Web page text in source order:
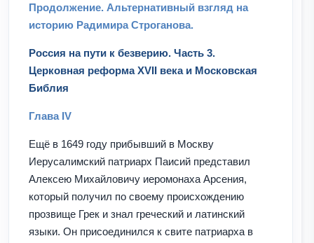
Продолжение. Альтернативный взгляд на
историю Радимира Строганова.
Россия на пути к безверию. Часть 3.
Церковная реформа XVII века и Московская
Библия
Глава IV
Ещё в 1649 году прибывший в Москву
Иерусалимский патриарх Паисий представил
Алексею Михайловичу иеромонаха Арсения,
который получил по своему происхождению
прозвище Грек и знал греческий и латинский
языки. Он присоединился к свите патриарха в